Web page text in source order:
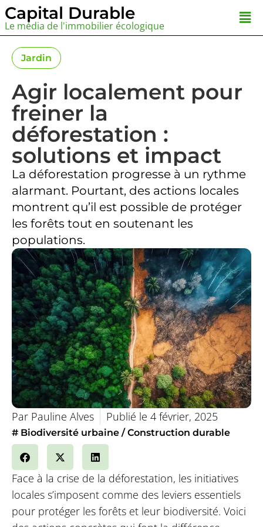
Aller
au
Capital Durable
Le média de l'immobilier écologique
Jardin
Agir localement pour
freiner la
déforestation :
solutions et impact
La déforestation progresse à un rythme
alarmant. Pourtant, des actions locales
montrent qu’il est possible de protéger
les forêts tout en soutenant les
populations.
ParPauline Alves Publié le 4 février, 2025
# Biodiversité urbaine Construction durable
Face à la crise de la déforestation, les initiatives
locales s’imposent comme des leviers essentiels
pour protéger les forêts et leur biodiversité. Voici